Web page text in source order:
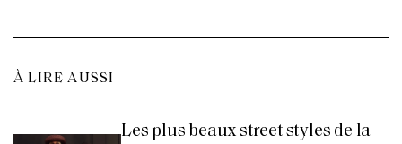
À LIRE AUSSI
Les plus beaux street styles de la